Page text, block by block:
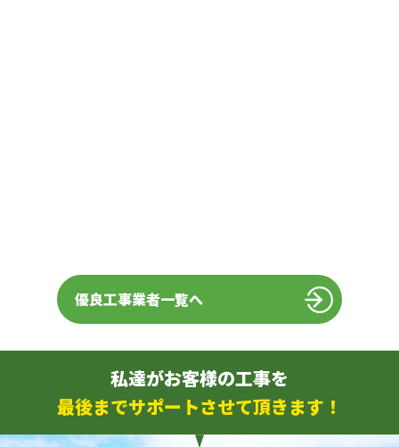
優良工事業者一覧へ
私達がお客様の工事を
最後までサポートさせて頂きます！